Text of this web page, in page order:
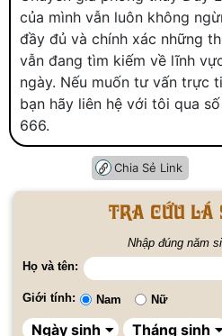
của mình vẫn luôn không
đầy đủ và chính xác những
vẫn đang tìm kiếm về lĩnh
ngày. Nếu muốn tư vấn trực
bạn hãy liên hệ với tôi qua
666.
Chia Sẻ Link
Tra cứu lá
Nhập đúng năm
Họ và tên:
Giới tính: Nam Nữ